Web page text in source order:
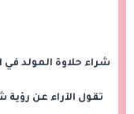
شراء حلاوة المولد في
تقول الآراء عن رؤية